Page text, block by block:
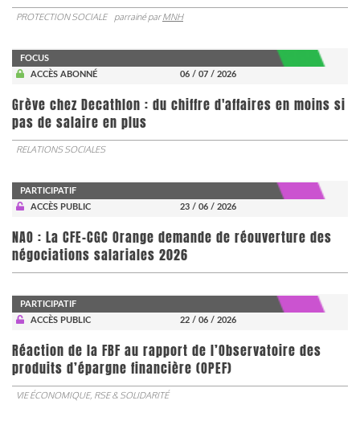
PROTECTION SOCIALE parrainé parMNH
FOCUS
ACCÈS ABONNÉ
06 / 07 / 2026
Grève chez Decathlon : du chiffre d'affaires en moins si
pas de salaire en plus
RELATIONS SOCIALES
PARTICIPATIF
ACCÈS PUBLIC
23 / 06 / 2026
NAO : La CFE-CGC Orange demande de réouverture des
négociations salariales 2026
PARTICIPATIF
ACCÈS PUBLIC
22 / 06 / 2026
​​​​​​​Réaction de la FBF au rapport de l’Observatoire des
produits d’épargne financière (OPEF)
VIE ÉCONOMIQUE, RSE & SOLIDARITÉ